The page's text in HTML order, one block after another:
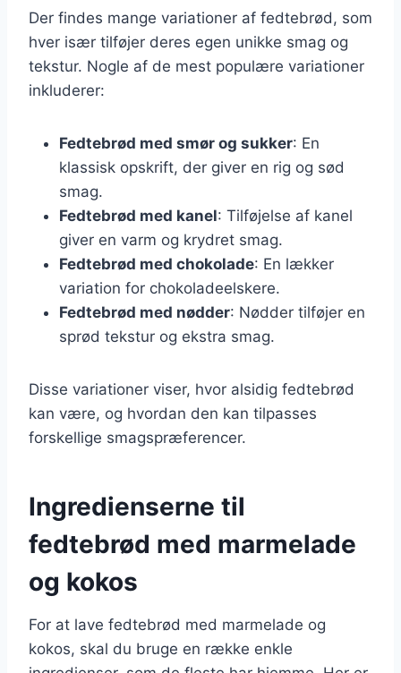
Der findes mange variationer af fedtebrød, som
hver især tilføjer deres egen unikke smag og
tekstur. Nogle af de mest populære variationer
inkluderer:
Fedtebrød med smør og sukker: En
klassisk opskrift, der giver en rig og sød
smag.
Fedtebrød med kanel: Tilføjelse af kanel
giver en varm og krydret smag.
Fedtebrød med chokolade: En lækker
variation for chokoladeelskere.
Fedtebrød med nødder: Nødder tilføjer en
sprød tekstur og ekstra smag.
Disse variationer viser, hvor alsidig fedtebrød
kan være, og hvordan den kan tilpasses
forskellige smagspræferencer.
Ingredienserne til
fedtebrød med marmelade
og kokos
For at lave fedtebrød med marmelade og
kokos, skal du bruge en række enkle